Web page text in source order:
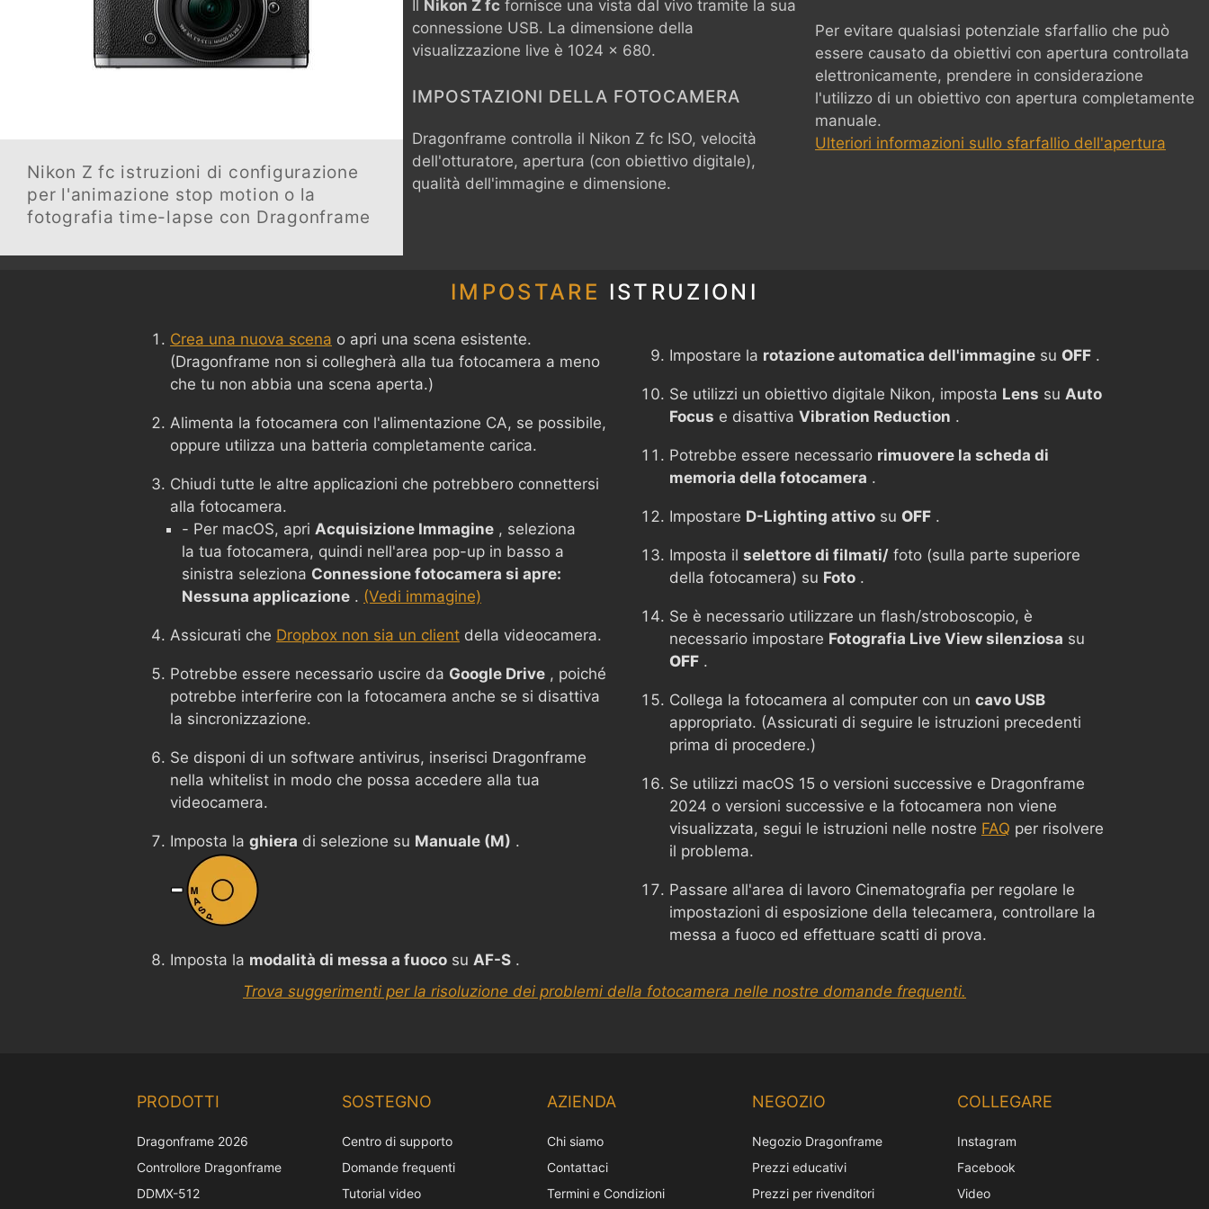
Nikon Z fc istruzioni di configurazione
per l'animazione stop motion o la
fotografia time-lapse con Dragonframe
Il Nikon Z fc fornisce una vista dal vivo tramite la sua
connessione USB. La dimensione della
visualizzazione live è 1024 x 680.
IMPOSTAZIONI DELLA FOTOCAMERA
Dragonframe controlla il Nikon Z fc ISO, velocità
dell'otturatore, apertura (con obiettivo digitale),
qualità dell'immagine e dimensione.
Per evitare qualsiasi potenziale sfarfallio che può
essere causato da obiettivi con apertura controllata
elettronicamente, prendere in considerazione
l'utilizzo di un obiettivo con apertura completamente
manuale.
Ulteriori informazioni sullo sfarfallio dell'apertura
IMPOSTARE ISTRUZIONI
Crea una nuova scena o apri una scena esistente.
(Dragonframe non si collegherà alla tua fotocamera a meno
che tu non abbia una scena aperta.)
Alimenta la fotocamera con l'alimentazione CA, se possibile,
oppure utilizza una batteria completamente carica.
Chiudi tutte le altre applicazioni che potrebbero connettersi
alla fotocamera.
- Per macOS, apri Acquisizione Immagine , seleziona
la tua fotocamera, quindi nell'area pop-up in basso a
sinistra seleziona Connessione fotocamera si apre:
Nessuna applicazione . (Vedi immagine)
Assicurati che Dropbox non sia un client della videocamera.
Potrebbe essere necessario uscire da Google Drive , poiché
potrebbe interferire con la fotocamera anche se si disattiva
la sincronizzazione.
Se disponi di un software antivirus, inserisci Dragonframe
nella whitelist in modo che possa accedere alla tua
videocamera.
Imposta la ghiera di selezione su Manuale (M) .
Imposta la modalità di messa a fuoco su AF-S .
Impostare la rotazione automatica dell'immagine su OFF .
Se utilizzi un obiettivo digitale Nikon, imposta Lens su Auto
Focus e disattiva Vibration Reduction .
Potrebbe essere necessario rimuovere la scheda di
memoria della fotocamera .
Impostare D-Lighting attivo su OFF .
Imposta il selettore di filmati/ foto (sulla parte superiore
della fotocamera) su Foto .
Se è necessario utilizzare un flash/stroboscopio, è
necessario impostare Fotografia Live View silenziosa su
OFF .
Collega la fotocamera al computer con un cavo USB
appropriato. (Assicurati di seguire le istruzioni precedenti
prima di procedere.)
Se utilizzi macOS 15 o versioni successive e Dragonframe
2024 o versioni successive e la fotocamera non viene
visualizzata, segui le istruzioni nelle nostre FAQ per risolvere
il problema.
Passare all'area di lavoro Cinematografia per regolare le
impostazioni di esposizione della telecamera, controllare la
messa a fuoco ed effettuare scatti di prova.
Trova suggerimenti per la risoluzione dei problemi della fotocamera nelle nostre domande frequenti.
PRODOTTI
Dragonframe 2026
Controllore Dragonframe
DDMX-512
SOSTEGNO
Centro di supporto
Domande frequenti
Tutorial video
AZIENDA
Chi siamo
Contattaci
Termini e Condizioni
NEGOZIO
Negozio Dragonframe
Prezzi educativi
Prezzi per rivenditori
COLLEGARE
Instagram
Facebook
Video
Korean